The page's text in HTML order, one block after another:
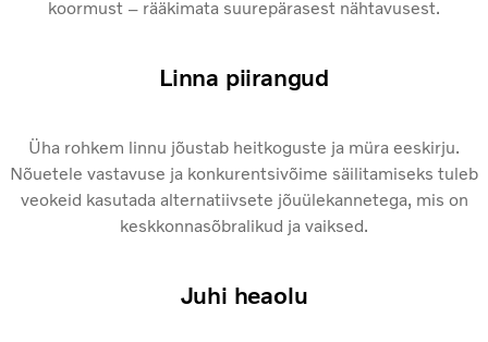
koormust – rääkimata suurepärasest nähtavusest.
Linna piirangud
Üha rohkem linnu jõustab heitkoguste ja müra eeskirju.
Nõuetele vastavuse ja konkurentsivõime säilitamiseks tuleb
veokeid kasutada alternatiivsete jõuülekannetega, mis on
keskkonnasõbralikud ja vaiksed.
Juhi heaolu